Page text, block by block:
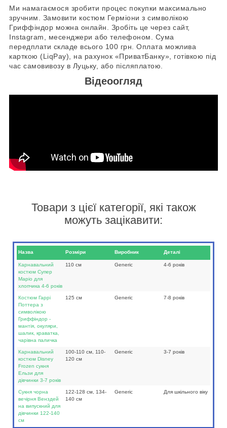
Ми намагаємося зробити процес покупки максимально
зручним. Замовити костюм Герміони з символікою
Гриффіндор можна онлайн. Зробіть це через сайт,
Instagram, месенджери або телефоном. Сума
передплати складе всього 100 грн. Оплата можлива
карткою (LiqPay), на рахунок «ПриватБанку», готівкою під
час самовивозу в Луцьку, або післяплатою.
Відеоогляд
Товари з цієї категорії, які також
можуть зацікавити:
Назва Розміри Виробник Деталі
Карнавальний
костюм Супер
Маріо для
хлопчика 4-6 років
110 см Generic 4-6 років
Костюм Гаррі
Поттера з
символікою
Гриффіндор -
мантія, окуляри,
шалик, краватка,
чарівна паличка
125 см Generic 7-8 років
Карнавальний
костюм Disney
Frozen сукня
Ельзи для
дівчинки 3-7 років
100-110 см, 110-
120 см
Generic 3-7 років
Сукня чорна
вечірня Венздей
на випускний для
дівчинки 122-140
см
122-128 см, 134-
140 см
Generic Для шкільного віку